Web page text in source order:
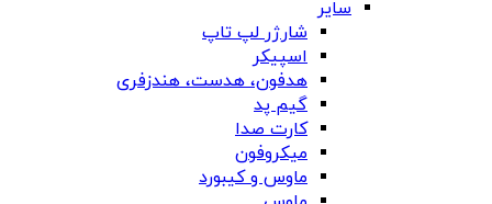
سایر
شارژر لپ تاپ
اسپیکر
هدفون، هدست، هندزفری
گیم پد
کارت صدا
میکروفون
ماوس و کیبورد